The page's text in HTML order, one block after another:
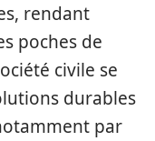
rendant
poches de
civile se
durables
par